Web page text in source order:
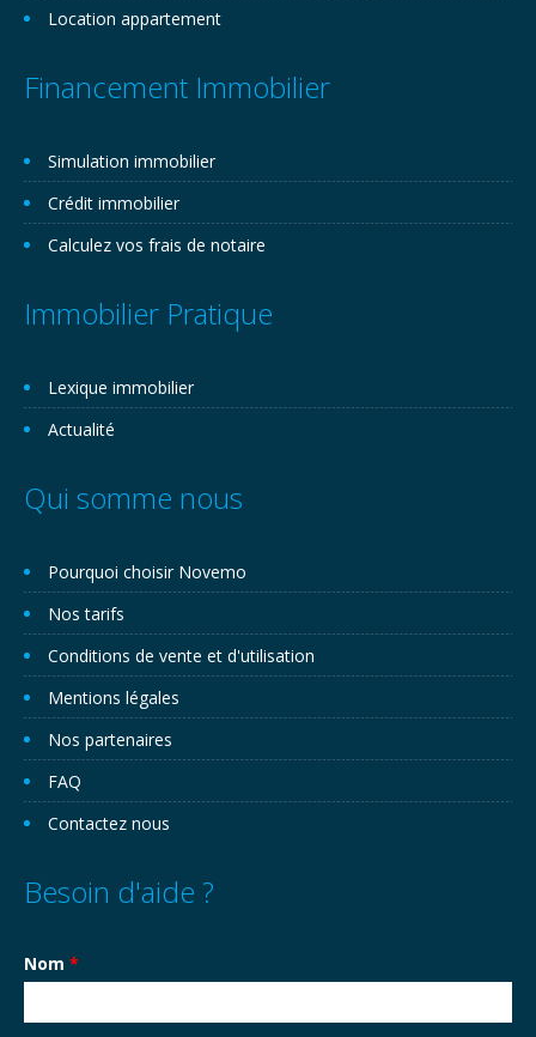
Location appartement
Financement Immobilier
Simulation immobilier
Crédit immobilier
Calculez vos frais de notaire
Immobilier Pratique
Lexique immobilier
Actualité
Qui somme nous
Pourquoi choisir Novemo
Nos tarifs
Conditions de vente et d'utilisation
Mentions légales
Nos partenaires
FAQ
Contactez nous
Besoin d'aide ?
Nom *